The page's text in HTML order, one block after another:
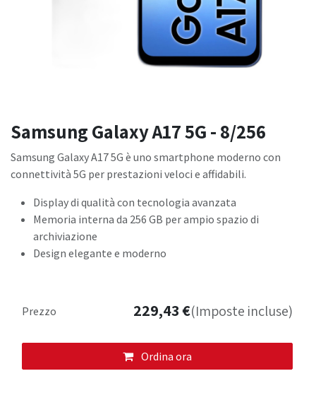
Samsung Galaxy A17 5G - 8/256
Samsung Galaxy A17 5G è uno smartphone moderno con
connettività 5G per prestazioni veloci e affidabili.
Display di qualità con tecnologia avanzata
Memoria interna da 256 GB per ampio spazio di
archiviazione
Design elegante e moderno
Ordina ora
Prezzo 229,43€(Imposte incluse)